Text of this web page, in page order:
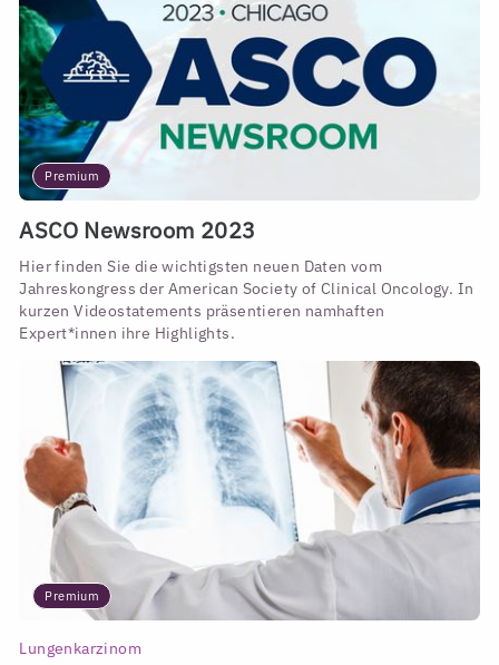
Premium
ASCO Newsroom 2023
Hier finden Sie die wichtigsten neuen Daten vom
Jahreskongress der American Society of Clinical Oncology. In
kurzen Videostatements präsentieren namhaften
Expert*innen ihre Highlights.
Premium
Lungenkarzinom